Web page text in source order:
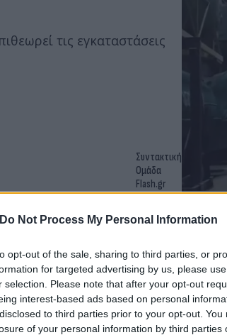
Do Not Process My Personal Information
opt-out of the sale, sharing to third parties, or
for targeted advertising by us, please
selection. Please note that after your opt-out
interest-based ads based on personal
to third parties prior to your opt-out.
of your personal information by third parties
τις εγκαταστάσεις
Συντακτική
Ομάδα
Flash.gr
τα Στενά του
τον πρόεδρο Τραμπ να